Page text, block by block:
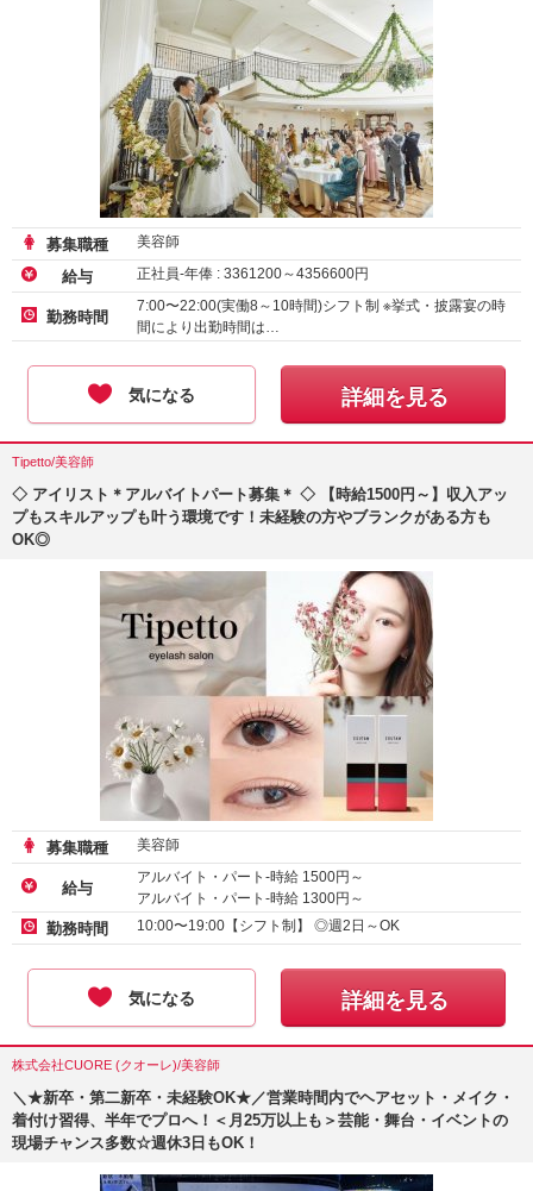
募集職種 美容師
給与 正社員-年俸 : 3361200～4356600円
勤務時間
7:00〜22:00(実働8～10時間)シフト制 ※挙式・披露宴の時
間により出勤時間は…
気になる 詳細を見る
Tipetto/美容師
◇ アイリスト＊アルバイトパート募集＊ ◇ 【時給1500円～】収入アッ
プもスキルアップも叶う環境です！未経験の方やブランクがある方も
OK◎
募集職種 美容師
給与
アルバイト・パート-時給 1500円～
アルバイト・パート-時給 1300円～
アルバイト・パート-時給 2500円～
勤務時間 10:00〜19:00【シフト制】 ◎週2日～OK
気になる 詳細を見る
株式会社CUORE (クオーレ)/美容師
＼★新卒・第二新卒・未経験OK★／営業時間内でヘアセット・メイク・
着付け習得、半年でプロへ！＜月25万以上も＞芸能・舞台・イベントの
現場チャンス多数☆週休3日もOK！